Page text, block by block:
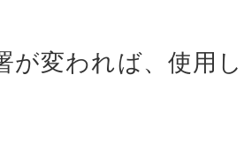
が変われば、使用